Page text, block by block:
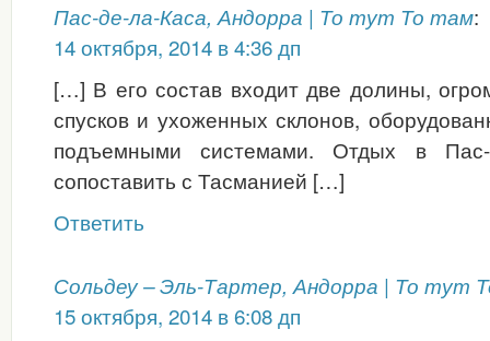
Пас-де-ла-Каса, Андорра | То тут То там:
14 октября, 2014 в 4:36 дп
[…] В его состав входит две долины,
спусков и ухоженных склонов,
подъемными системами. Отдых в
сопоставить с Тасманией […]
Ответить
Сольдеу – Эль-Тартер, Андорра | То тут
15 октября, 2014 в 6:08 дп